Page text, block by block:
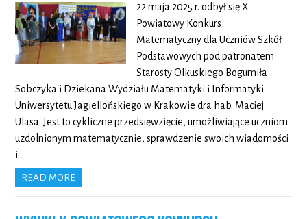
22 maja 2025 r. odbył się X
Powiatowy Konkurs
Matematyczny dla Uczniów Szkół
Podstawowych pod patronatem
Starosty Olkuskiego Bogumiła
Sobczyka i Dziekana Wydziału Matematyki i Informatyki
Uniwersytetu Jagiellońskiego w Krakowie dra hab. Maciej
Ulasa. Jest to cykliczne przedsięwzięcie, umożliwiające uczniom
uzdolnionym matematycznie, sprawdzenie swoich wiadomości
i…
READ MORE